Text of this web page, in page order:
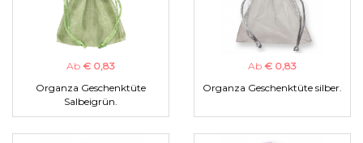
Ab € 0,83
Organza Geschenktüte
Salbeigrün.
Ab € 0,83
Organza Geschenktüte silber.